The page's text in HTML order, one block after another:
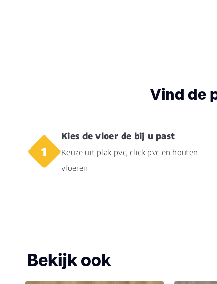
Vind de
Kies de vloer de bij u past
Keuze uit plak pvc, click pvc en houten
vloeren
Bekijk ook